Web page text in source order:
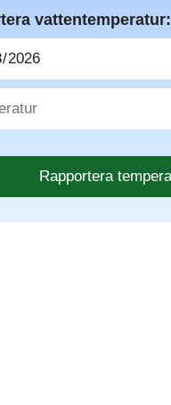
vattentemperatur: